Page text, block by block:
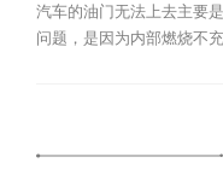
汽车的油门无法上去主要
问题，是因为内部燃烧不